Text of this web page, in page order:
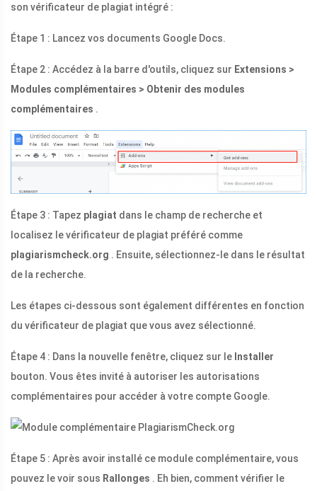
son vérificateur de plagiat intégré :
Étape 1 : Lancez vos documents Google Docs.
Étape 2 : Accédez à la barre d'outils, cliquez sur Extensions >
Modules complémentaires > Obtenir des modules
complémentaires .
Étape 3 : Tapez plagiat dans le champ de recherche et
localisez le vérificateur de plagiat préféré comme
plagiarismcheck.org . Ensuite, sélectionnez-le dans le résultat
de la recherche.
Les étapes ci-dessous sont également différentes en fonction
du vérificateur de plagiat que vous avez sélectionné.
Étape 4 : Dans la nouvelle fenêtre, cliquez sur le Installer
bouton. Vous êtes invité à autoriser les autorisations
complémentaires pour accéder à votre compte Google.
Étape 5 : Après avoir installé ce module complémentaire, vous
pouvez le voir sous Rallonges . Eh bien, comment vérifier le